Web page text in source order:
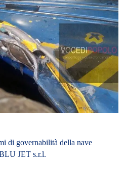
di governabilità della nave
JET s.r.l.